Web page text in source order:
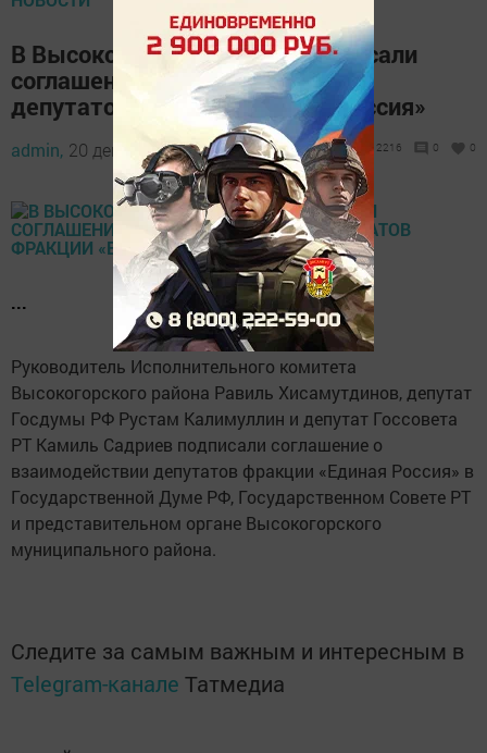
В Высокогорском районе подписали
соглашение о взаимодействии
депутатов фракции «Единая Россия»
admin, 20 декабря 2021 - 10:56 2216 0 0
...
Руководитель Исполнительного комитета
Высокогорского района Равиль Хисамутдинов, депутат
Госдумы РФ Рустам Калимуллин и депутат Госсовета
РТ Камиль Садриев подписали соглашение о
взаимодействии депутатов фракции «Единая Россия» в
Государственной Думе РФ, Государственном Совете РТ
и представительном органе Высокогорского
муниципального района.
Следите за самым важным и интересным в
Telegram-канале Татмедиа